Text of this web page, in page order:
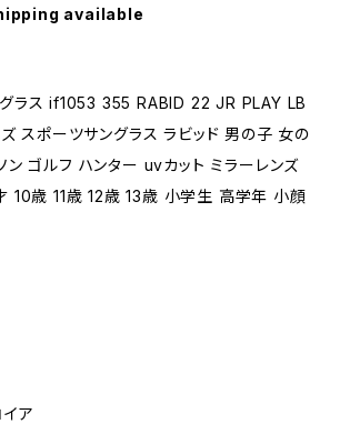
available
ラス if1053 355 RABID 22 JR PLAY LB
スポーツサングラス ラビッド 男の子 女の
ン ゴルフ ハンター uvカット ミラーレンズ
10歳 11歳 12歳 13歳 小学生 高学年 小顔
イア